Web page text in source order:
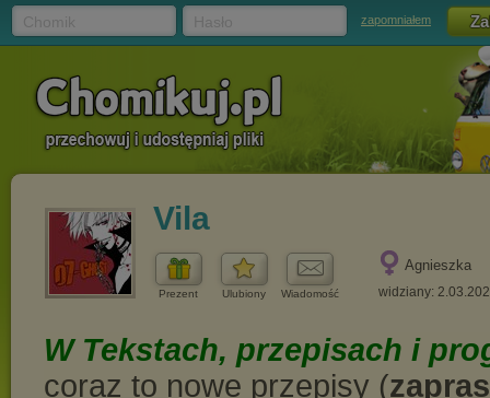
zapomniałem
Vila
Prezent Ulubiony Wiadomość
Agnieszka
widziany: